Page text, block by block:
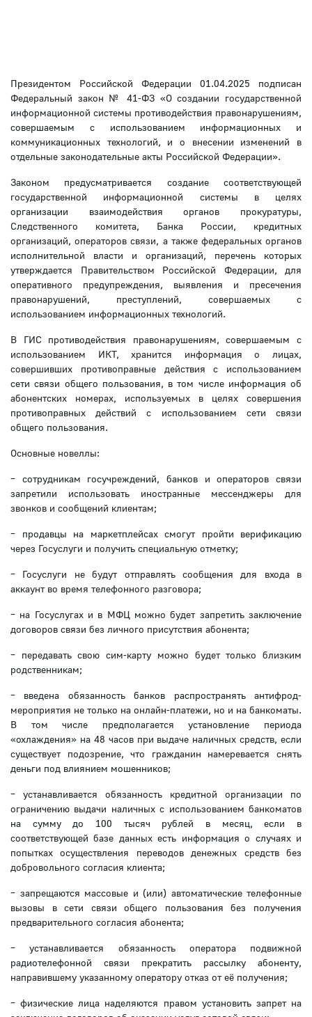
Президентом Российской Федерации 01.04.2025 подписан
Федеральный закон № 41-ФЗ «О создании государственной
информационной системы противодействия правонарушениям,
совершаемым с использованием информационных и
коммуникационных технологий, и о внесении изменений в
отдельные законодательные акты Российской Федерации».
Законом предусматривается создание соответствующей
государственной информационной системы в целях
организации взаимодействия органов прокуратуры,
Следственного комитета, Банка России, кредитных
организаций, операторов связи, а также федеральных органов
исполнительной власти и организаций, перечень которых
утверждается Правительством Российской Федерации, для
оперативного предупреждения, выявления и пресечения
правонарушений, преступлений, совершаемых с
использованием информационных технологий.
В ГИС противодействия правонарушениям, совершаемым с
использованием ИКТ, хранится информация о лицах,
совершивших противоправные действия с использованием
сети связи общего пользования, в том числе информация об
абонентских номерах, используемых в целях совершения
противоправных действий с использованием сети связи
общего пользования.
Основные новеллы:
– сотрудникам госучреждений, банков и операторов связи
запретили использовать иностранные мессенджеры для
звонков и сообщений клиентам;
– продавцы на маркетплейсах смогут пройти верификацию
через Госуслуги и получить специальную отметку;
– Госуслуги не будут отправлять сообщения для входа в
аккаунт во время телефонного разговора;
– на Госуслугах и в МФЦ можно будет запретить заключение
договоров связи без личного присутствия абонента;
– передавать свою сим-карту можно будет только близким
родственникам;
– введена обязанность банков распространять антифрод-
мероприятия не только на онлайн-платежи, но и на банкоматы.
В том числе предполагается установление периода
«охлаждения» на 48 часов при выдаче наличных средств, если
существует подозрение, что гражданин намеревается снять
деньги под влиянием мошенников;
– устанавливается обязанность кредитной организации по
ограничению выдачи наличных с использованием банкоматов
на сумму до 100 тысяч рублей в месяц, если в
соответствующей базе данных есть информация о случаях и
попытках осуществления переводов денежных средств без
добровольного согласия клиента;
– запрещаются массовые и (или) автоматические телефонные
вызовы в сети связи общего пользования без получения
предварительного согласия абонента;
– устанавливается обязанность оператора подвижной
радиотелефонной связи прекратить рассылку абоненту,
направившему указанному оператору отказ от её получения;
– физические лица наделяются правом установить запрет на